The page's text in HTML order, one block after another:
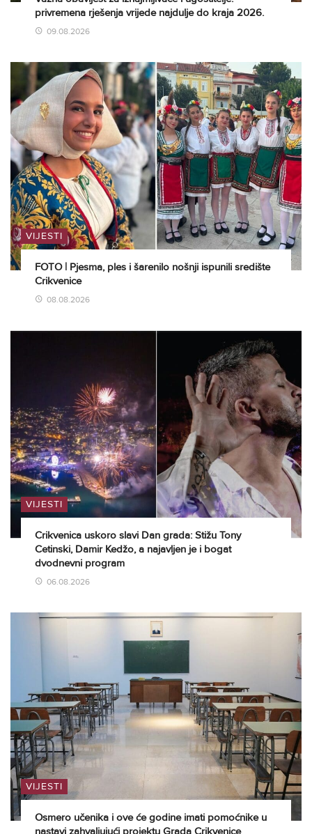
privremena rješenja vrijede najdulje do kraja 2026.
09.08.2026
VIJESTI
FOTO | Pjesma, ples i šarenilo nošnji ispunili središte
Crikvenice
08.08.2026
VIJESTI
Crikvenica uskoro slavi Dan grada: Stižu Tony
Cetinski, Damir Kedžo, a najavljen je i bogat
dvodnevni program
06.08.2026
VIJESTI
Osmero učenika i ove će godine imati pomoćnike u
nastavi zahvaljujući projektu Grada Crikvenice